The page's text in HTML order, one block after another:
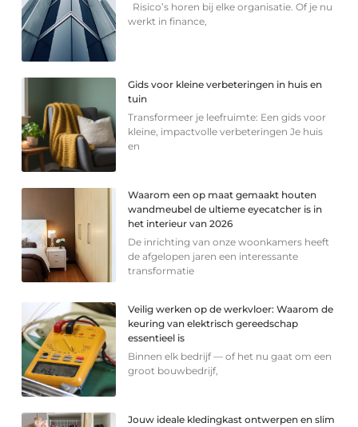
Risico’s horen bij elke organisatie. Of je nu
werkt in finance,
Gids voor kleine verbeteringen in huis en
tuin
Transformeer je leefruimte: Een gids voor
kleine, impactvolle verbeteringen Je huis
en
Waarom een op maat gemaakt houten
wandmeubel de ultieme eyecatcher is in
het interieur van 2026
De inrichting van onze woonkamers heeft
de afgelopen jaren een interessante
transformatie
Veilig werken op de werkvloer: Waarom de
keuring van elektrisch gereedschap
essentieel is
Binnen elk bedrijf — of het nu gaat om een
groot bouwbedrijf,
Jouw ideale kledingkast ontwerpen en slim